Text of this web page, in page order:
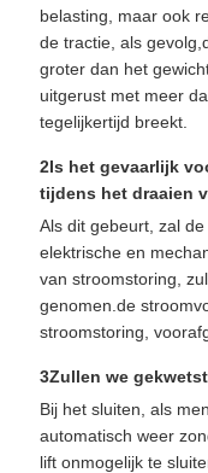
belasting, maar ook
de tractie, als
groter dan het
uitgerust met meer
tegelijkertijd breekt.
2Is het gevaarlijk
tijdens het draaien
Als dit gebeurt, zal
elektrische en
van stroomstoring,
genomen.de
stroomstoring,
3Zullen we
Bij het sluiten, als
automatisch weer
lift onmogelijk te